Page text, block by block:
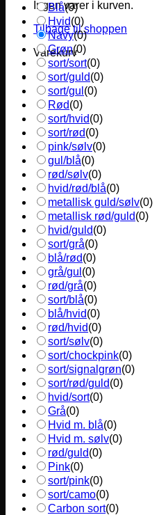
Ingen varer i kurven.
Tilbage til shoppen
Varekurv
Blå(0)
Hvid(0)
Navy(0)
Grøn(0)
sort/sort(0)
sort/guld(0)
sort/gul (0)
Rød(0)
sort/hvid(0)
sort/rød(0)
pink/sølv(0)
gul/blå(0)
rød/sølv(0)
hvid/rød/blå(0)
metallisk guld/sølv(0)
metallisk rød/guld(0)
hvid/guld(0)
sort/grå(0)
blå/rød(0)
grå/gul (0)
rød/grå(0)
sort/blå(0)
blå/hvid(0)
rød/hvid(0)
sort/sølv(0)
sort/chockpink(0)
sort/signalgrøn(0)
sort/rød/guld(0)
hvid/sort(0)
Grå(0)
Hvid m. blå(0)
Hvid m. sølv(0)
rød/guld(0)
Pink(0)
sort/pink(0)
sort/camo(0)
Carbon sort(0)